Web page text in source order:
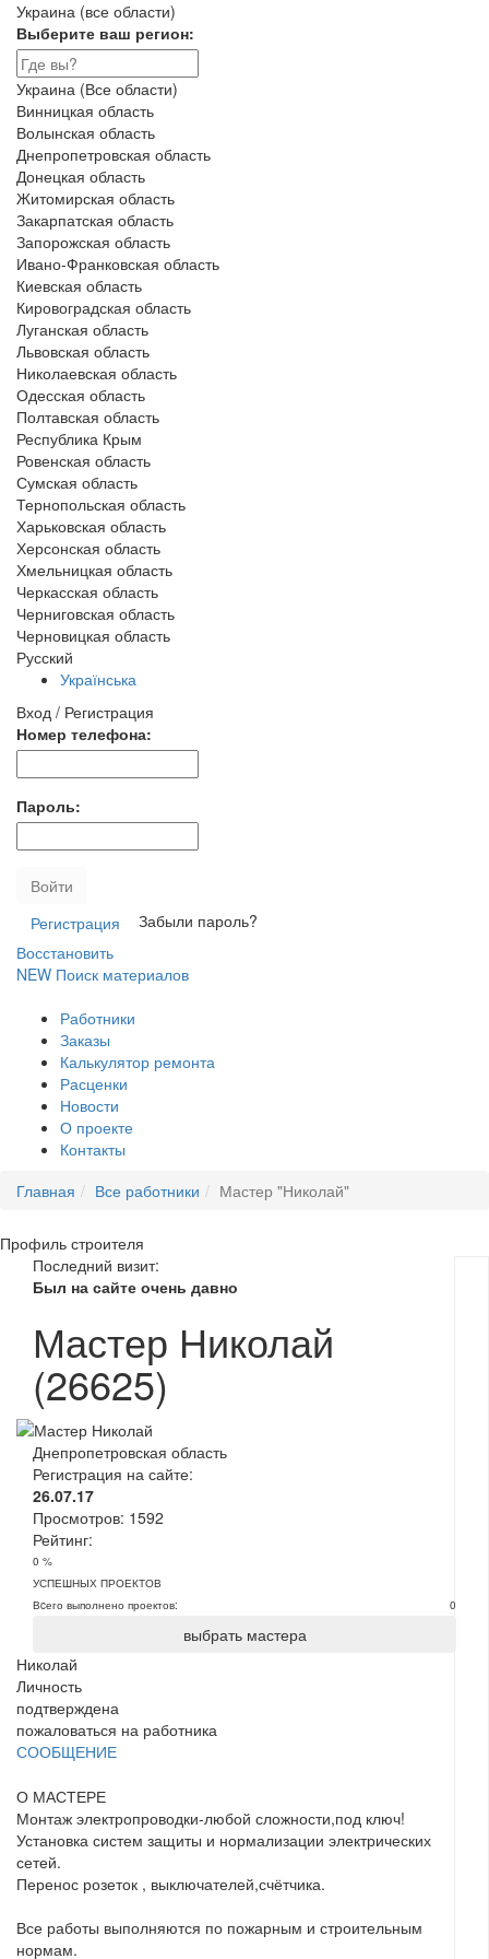
Украина (все области)
Выберите ваш регион:
Украина (Все области)
Винницкая область
Волынская область
Днепропетровская область
Донецкая область
Житомирская область
Закарпатская область
Запорожская область
Ивано-Франковская область
Киевская область
Кировоградская область
Луганская область
Львовская область
Николаевская область
Одесская область
Полтавская область
Республика Крым
Ровенская область
Сумская область
Тернопольская область
Харьковская область
Херсонская область
Хмельницкая область
Черкасская область
Черниговская область
Черновицкая область
Русский
Українська
Вход / Регистрация
Номер телефона:
Пароль:
Войти
Регистрация
Забыли пароль?
Восстановить
NEW Поиск материалов
Работники
Заказы
Калькулятор ремонта
Расценки
Новости
О проекте
Контакты
Главная
Все работники Мастер "Николай"
Профиль строителя
Последний визит:
Был на сайте очень давно
Мастер Николай
(26625)
Днепропетровская область
Регистрация на сайте:
26.07.17
Просмотров: 1592
Рейтинг:
0 %
УСПЕШНЫХ ПРОЕКТОВ
Вcего выполнено проектов:
0
выбрать мастера
Николай
Личность
подтверждена
пожаловаться на работника
СООБЩЕНИЕ
О МАСТЕРЕ
Монтаж электропроводки-любой сложности,под ключ!
Установка систем защиты и нормализации электрических
сетей.
Перенос розеток , выключателей,счётчика.
Все работы выполняются по пожарным и строительным
нормам.